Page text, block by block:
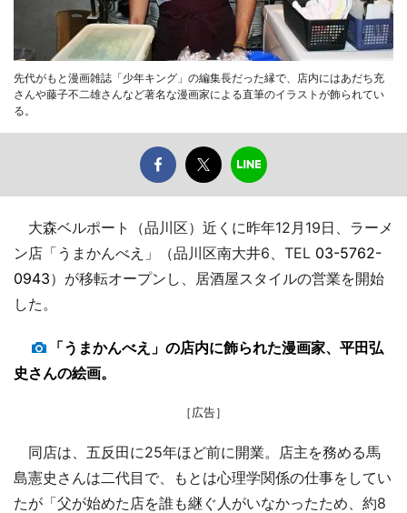
先代がもと漫画雑誌「少年キング」の編集長だった縁で、店内にはあだち充
さんや藤子不二雄さんなど著名な漫画家による直筆のイラストが飾られてい
る。
大森ベルポート（品川区）近くに昨年12月19日、ラーメ
ン店「うまかんべえ」（品川区南大井6、TEL 03-5762-
0943）が移転オープンし、居酒屋スタイルの営業を開始
した。
「うまかんべえ」の店内に飾られた漫画家、平田弘
史さんの絵画。
［広告］
同店は、五反田に25年ほど前に開業。店主を務める馬
島憲史さんは二代目で、もとは心理学関係の仕事をしてい
たが「父が始めた店を誰も継ぐ人がいなかったため、約8